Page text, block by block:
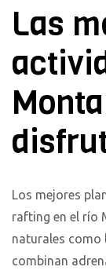
Las
Los mejores
rafting en el río
naturales como
combinan